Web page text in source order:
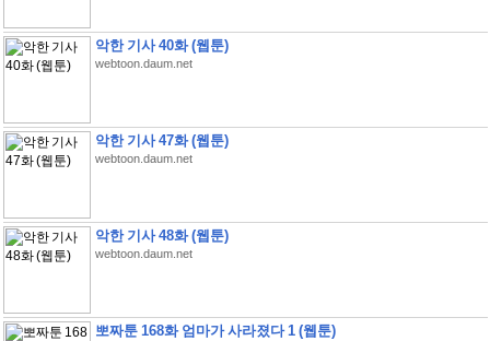
악한 기사 40화 (웹툰)
webtoon.daum.net
악한 기사 47화 (웹툰)
webtoon.daum.net
악한 기사 48화 (웹툰)
webtoon.daum.net
뽀짜툰 168화 엄마가 사라졌다 1 (웹툰)